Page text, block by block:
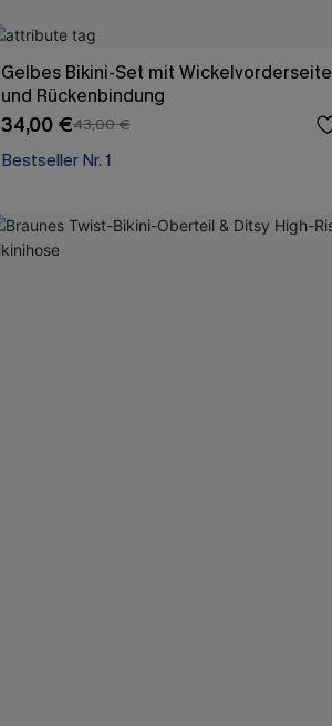
Gelbes Bikini-Set mit Wickelvorderseite
und Rückenbindung
34,00 €43,00 €
Bestseller Nr. 1